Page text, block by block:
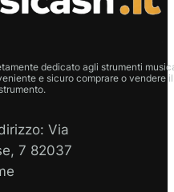
dedicato agli strumenti
e sicuro comprare o vendere
Via
7 82037